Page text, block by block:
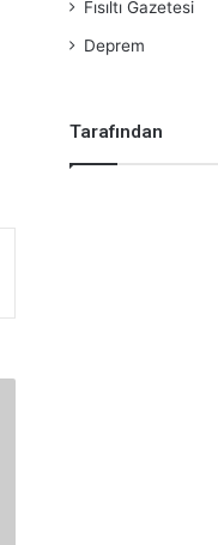
Fısıltı Gazetesi
Deprem
Tarafından